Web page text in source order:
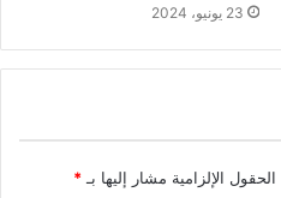
23 يونيو، 2024
الحقول الإلزامية مشار إليها بـ *